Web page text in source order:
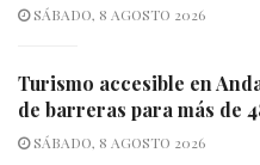
SÁBADO, 8 AGOSTO 2026
Turismo accesible en
de barreras para más de
SÁBADO, 8 AGOSTO 2026